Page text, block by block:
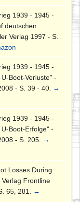
1939 - 1945 -
deutschen
Verlag 1997 - S.
1939 - 1945 -
Boot-Verluste" -
- S. 39 - 40.
→
1939 - 1945 -
Boot-Erfolge" -
- S. 205.
→
Losses During
Frontline
65, 281.
→